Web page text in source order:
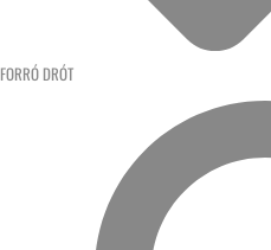
FORRÓ DRÓT